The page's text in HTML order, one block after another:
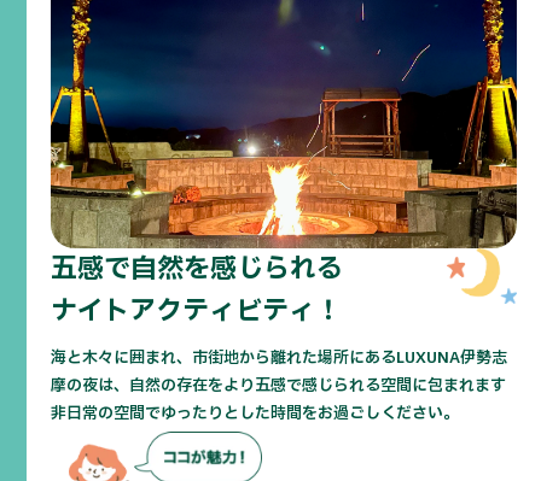
五感で自然を感じられる
ナイトアクティビティ！
海と木々に囲まれ、市街地から離れた場所にあるLUXUNA伊勢志
摩の夜は、自然の存在をより五感で感じられる空間に包まれます
非日常の空間でゆったりとした時間をお過ごしください。